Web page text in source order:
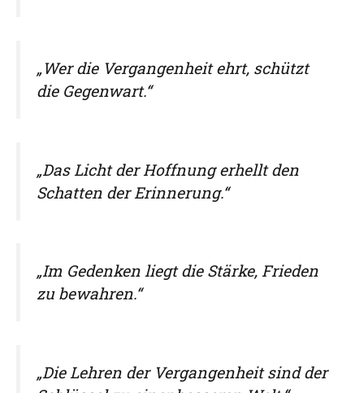
„Wer die Vergangenheit ehrt, schützt
die Gegenwart.“
„Das Licht der Hoffnung erhellt den
Schatten der Erinnerung.“
„Im Gedenken liegt die Stärke, Frieden
zu bewahren.“
„Die Lehren der Vergangenheit sind der